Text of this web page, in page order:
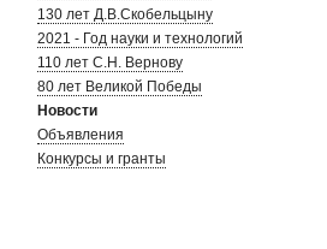
130 лет Д.В.Скобельцыну
2021 - Год науки и технологий
110 лет С.Н. Вернову
80 лет Великой Победы
Новости
Объявления
Конкурсы и гранты